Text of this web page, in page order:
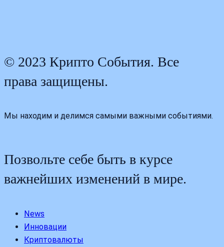
© 2023 Крипто События. Все
права защищены.
Мы находим и делимся самыми важными событиями.
Позвольте себе быть в курсе
важнейших изменений в мире.
News
Инновации
Криптовалюты